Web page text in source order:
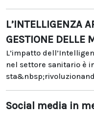
L’INTELLIGENZA
GESTIONE DELLE
L’impatto
nel settore sanitario è
Social media in